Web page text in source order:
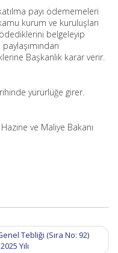
payı ödememeleri
kurum ve kuruluşları
belgeleyip
Başkanlık karar verir.
yürürlüğe girer.
ve Maliye Bakanı
Tebliği (Sıra No: 92)
Yılı